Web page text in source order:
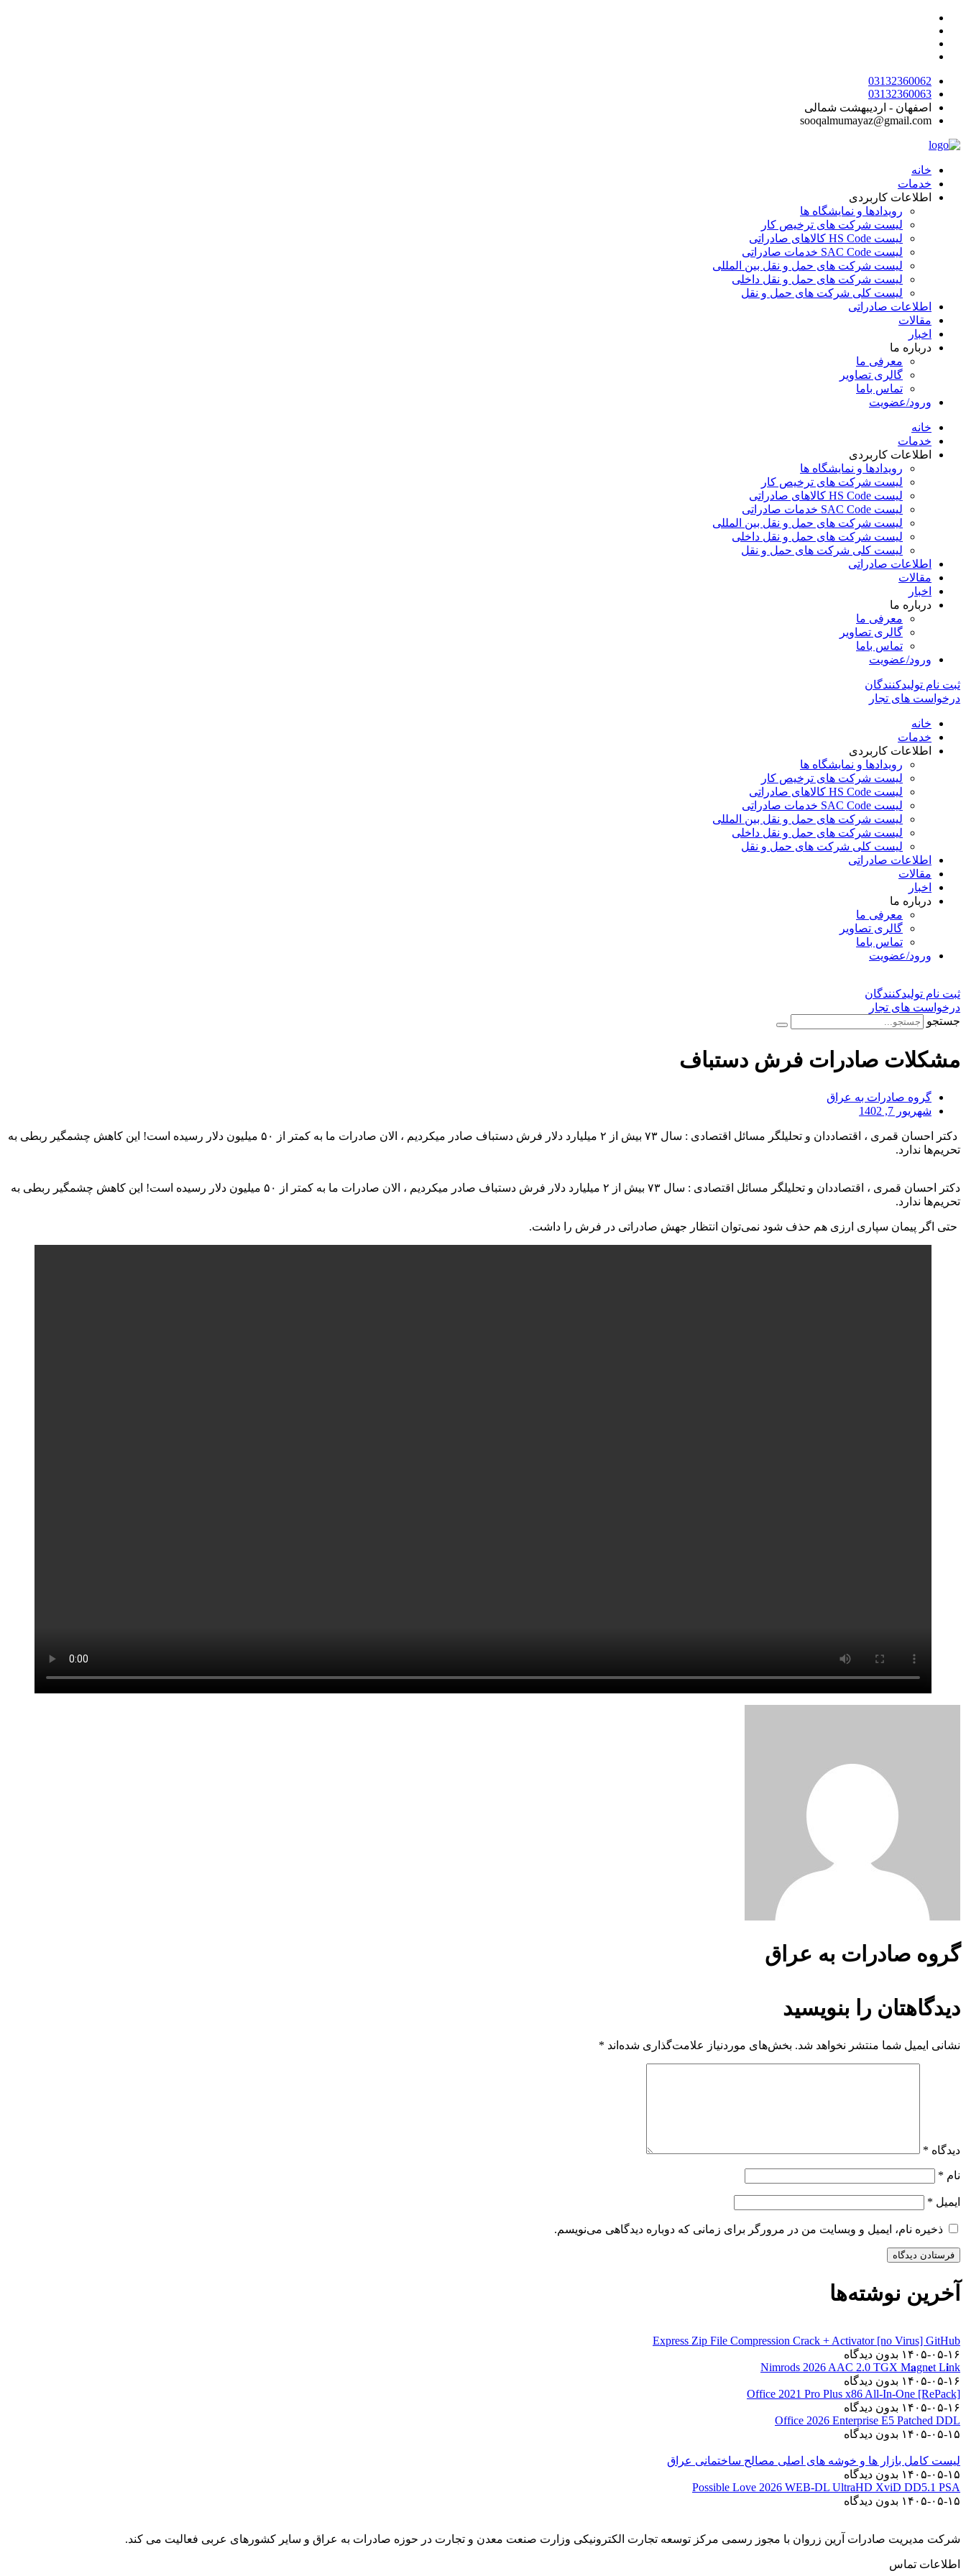
پرش
محتوا
03132360062
03132360063
اصفهان - اردیبهشت شمالی
sooqalmumayaz@gmail.com
خانه
خدمات
اطلاعات کاربردی
رویدادها و نمایشگاه ها
لیست شرکت های ترخیص کار
لیست HS Code کالاهای صادراتی
لیست SAC Code خدمات صادراتی
لیست شرکت های حمل و نقل بین المللی
لیست شرکت های حمل و نقل داخلی
لیست کلی شرکت های حمل و نقل
اطلاعات صادراتی
مقالات
اخبار
درباره ما
معرفی ما
گالری تصاویر
تماس باما
ورود/عضویت
خانه
خدمات
اطلاعات کاربردی
رویدادها و نمایشگاه ها
لیست شرکت های ترخیص کار
لیست HS Code کالاهای صادراتی
لیست SAC Code خدمات صادراتی
لیست شرکت های حمل و نقل بین المللی
لیست شرکت های حمل و نقل داخلی
لیست کلی شرکت های حمل و نقل
اطلاعات صادراتی
مقالات
اخبار
درباره ما
معرفی ما
گالری تصاویر
تماس باما
ورود/عضویت
ثبت نام تولیدکنندگان
درخواست های تجار
خانه
خدمات
اطلاعات کاربردی
رویدادها و نمایشگاه ها
لیست شرکت های ترخیص کار
لیست HS Code کالاهای صادراتی
لیست SAC Code خدمات صادراتی
لیست شرکت های حمل و نقل بین المللی
لیست شرکت های حمل و نقل داخلی
لیست کلی شرکت های حمل و نقل
اطلاعات صادراتی
مقالات
اخبار
درباره ما
معرفی ما
گالری تصاویر
تماس باما
ورود/عضویت
ثبت نام تولیدکنندگان
درخواست های تجار
جستجو
مشکلات صادرات فرش دستباف
گروه صادرات به عراق
شهریور 7, 1402
دکتر احسان قمری ، اقتصاددان و تحلیلگر مسائل اقتصادی : سال ۷۳ بیش از ۲ میلیارد دلار فرش دستباف صادر میکردیم ، الان صادرات ما به کمتر از ۵۰ میلیون دلار رسیده است! این کاهش چشمگیر ربطی به
تحریم‌ها ندارد.
دکتر احسان قمری ، اقتصاددان و تحلیلگر مسائل اقتصادی : سال ۷۳ بیش از ۲ میلیارد دلار فرش دستباف صادر میکردیم ، الان صادرات ما به کمتر از ۵۰ میلیون دلار رسیده است! این کاهش چشمگیر ربطی به
تحریم‌ها ندارد.
حتی اگر پیمان سپاری ارزی هم حذف شود نمی‌توان انتظار جهش صادراتی در فرش را داشت.
گروه صادرات به عراق
دیدگاهتان را بنویسید
نشانی ایمیل شما منتشر نخواهد شد. بخش‌های موردنیاز علامت‌گذاری شده‌اند *
دیدگاه *
نام *
ایمیل *
ذخیره نام، ایمیل و وبسایت من در مرورگر برای زمانی که دوباره دیدگاهی می‌نویسم.
آخرین نوشته‌ها
Express Zip File Compression Crack + Activator [no Virus] GitHub
۱۴۰۵-۰۵-۱۶ بدون دیدگاه
Nimrods 2026 AAC 2.0 TGX M𝐚gn𝐞t L𝐢nk
۱۴۰۵-۰۵-۱۶ بدون دیدگاه
Office 2021 Pro Plus x86 All-In-One [RePаck]
۱۴۰۵-۰۵-۱۶ بدون دیدگاه
Office 2026 Enterprise E5 Patched DDL
۱۴۰۵-۰۵-۱۵ بدون دیدگاه
لیست کامل بازار ها و خوشه های اصلی مصالح ساختمانی عراق
۱۴۰۵-۰۵-۱۵ بدون دیدگاه
Possible Love 2026 WEB-DL UltraHD XviD DD5.1 PSA
۱۴۰۵-۰۵-۱۵ بدون دیدگاه
شرکت مدیریت صادرات آرین زروان با مجوز رسمی مرکز توسعه تجارت الکترونیکی وزارت صنعت معدن و تجارت در حوزه صادرات به عراق و سایر کشورهای عربی فعالیت می کند.
اطلاعات تماس